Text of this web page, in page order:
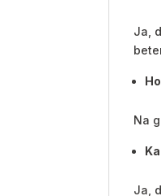
Ja,
Na
Ja,